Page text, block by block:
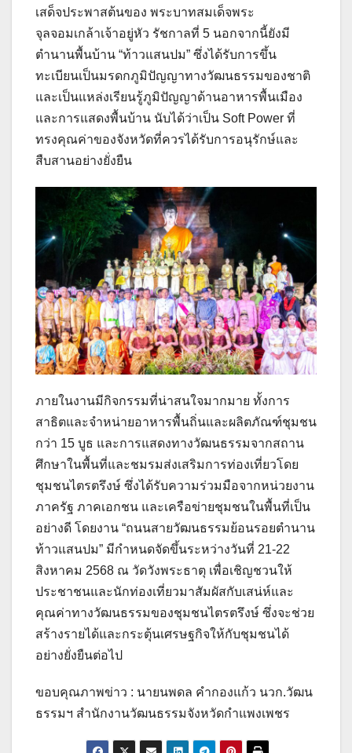
เสด็จประพาสต้นของ พระบาทสมเด็จพระ
จุลจอมเกล้าเจ้าอยู่หัว รัชกาลที่ 5 นอกจากนี้ยังมี
ตำนานพื้นบ้าน “ท้าวแสนปม” ซึ่งได้รับการขึ้น
ทะเบียนเป็นมรดกภูมิปัญญาทางวัฒนธรรมของชาติ
และเป็นแหล่งเรียนรู้ภูมิปัญญาด้านอาหารพื้นเมือง
และการแสดงพื้นบ้าน นับได้ว่าเป็น Soft Power ที่
ทรงคุณค่าของจังหวัดที่ควรได้รับการอนุรักษ์และ
สืบสานอย่างยั่งยืน
ภายในงานมีกิจกรรมที่น่าสนใจมากมาย ทั้งการ
สาธิตและจำหน่ายอาหารพื้นถิ่นและผลิตภัณฑ์ชุมชน
กว่า 15 บูธ และการแสดงทางวัฒนธรรมจากสถาน
ศึกษาในพื้นที่และชมรมส่งเสริมการท่องเที่ยวโดย
ชุมชนไตรตรึงษ์ ซึ่งได้รับความร่วมมือจากหน่วยงาน
ภาครัฐ ภาคเอกชน และเครือข่ายชุมชนในพื้นที่เป็น
อย่างดี โดยงาน “ถนนสายวัฒนธรรมย้อนรอยตำนาน
ท้าวแสนปม” มีกำหนดจัดขึ้นระหว่างวันที่ 21-22
สิงหาคม 2568 ณ วัดวังพระธาตุ เพื่อเชิญชวนให้
ประชาชนและนักท่องเที่ยวมาสัมผัสกับเสน่ห์และ
คุณค่าทางวัฒนธรรมของชุมชนไตรตรึงษ์ ซึ่งจะช่วย
สร้างรายได้และกระตุ้นเศรษฐกิจให้กับชุมชนได้
อย่างยั่งยืนต่อไป
ขอบคุณภาพข่าว : นายนพดล คำกองแก้ว นวก.วัฒน
ธรรมฯ สำนักงานวัฒนธรรมจังหวัดกำแพงเพชร